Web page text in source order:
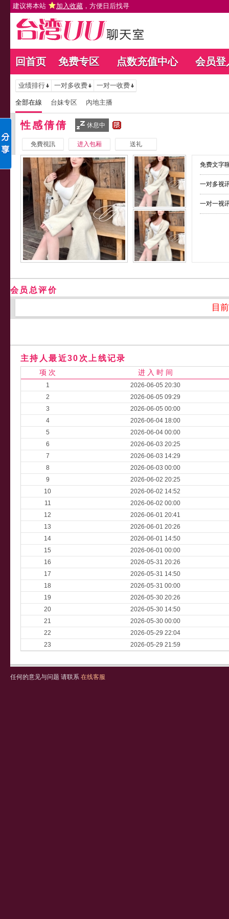
建议将本站 加入收藏 ，方便日后找寻
回首页 免费专区 点数充值中心 会员登
业绩排行 一对多收费 一对一收费
全部在線 台妹专区 內地主播
性感倩倩 休息中
免費視訊 进入包厢 送礼
免费文字
一对多视
一对一视
会员总评价
目
主持人最近30次上线记录
项 次 进 入 时 间
1
2026-06-05 20:30
2
2026-06-05 09:29
3
2026-06-05 00:00
4
2026-06-04 18:00
5
2026-06-04 00:00
6
2026-06-03 20:25
7
2026-06-03 14:29
8
2026-06-03 00:00
9
2026-06-02 20:25
10
2026-06-02 14:52
11
2026-06-02 00:00
12
2026-06-01 20:41
13
2026-06-01 20:26
14
2026-06-01 14:50
15
2026-06-01 00:00
16
2026-05-31 20:26
17
2026-05-31 14:50
18
2026-05-31 00:00
19
2026-05-30 20:26
20
2026-05-30 14:50
21
2026-05-30 00:00
22
2026-05-29 22:04
23
2026-05-29 21:59
任何的意见与问题 请联系 在线客服